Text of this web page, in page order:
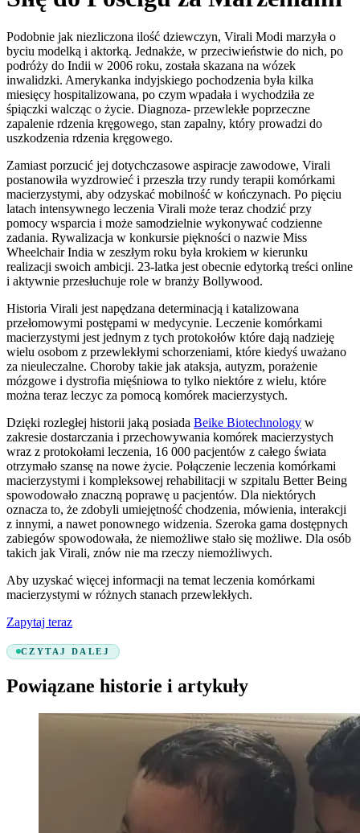
Podobnie jak niezliczona ilość dziewczyn, Virali Modi marzyła o
byciu modelką i aktorką. Jednakże, w przeciwieństwie do nich, po
podróży do Indii w 2006 roku, została skazana na wózek
inwalidzki. Amerykanka indyjskiego pochodzenia była kilka
miesięcy hospitalizowana, po czym wpadała i wychodziła ze
śpiączki walcząc o życie. Diagnoza- przewlekłe poprzeczne
zapalenie rdzenia kręgowego, stan zapalny, który prowadzi do
uszkodzenia rdzenia kręgowego.
Zamiast porzucić jej dotychczasowe aspiracje zawodowe, Virali
postanowiła wyzdrowieć i przeszła trzy rundy terapii komórkami
macierzystymi, aby odzyskać mobilność w kończynach. Po pięciu
latach intensywnego leczenia Virali może teraz chodzić przy
pomocy wsparcia i może samodzielnie wykonywać codzienne
zadania. Rywalizacja w konkursie piękności o nazwie Miss
Wheelchair India w zeszłym roku była krokiem w kierunku
realizacji swoich ambicji. 23-latka jest obecnie edytorką treści online
i aktywnie przesłuchuje role w branży Bollywood.
Historia Virali jest napędzana determinacją i katalizowana
przełomowymi postępami w medycynie. Leczenie komórkami
macierzystymi jest jednym z tych protokołów które dają nadzieję
wielu osobom z przewlekłymi schorzeniami, które kiedyś uważano
za nieuleczalne. Choroby takie jak ataksja, autyzm, porażenie
mózgowe i dystrofia mięśniowa to tylko niektóre z wielu, które
można teraz leczyc za pomocą komórek macierzystych.
Dzięki rozległej historii jaką posiada Beike Biotechnology w
zakresie dostarczania i przechowywania komórek macierzystych
wraz z protokołami leczenia, 16 000 pacjentów z całego świata
otrzymało szansę na nowe życie. Połączenie leczenia komórkami
macierzystymi i kompleksowej rehabilitacji w szpitalu Better Being
spowodowało znaczną poprawę u pacjentów. Dla niektórych
oznacza to, że zdobyli umiejętność chodzenia, mówienia, interakcji
z innymi, a nawet ponownego widzenia. Szeroka gama dostępnych
zabiegów spowodowała, że niemożliwe stało się możliwe. Dla osób
takich jak Virali, znów nie ma rzeczy niemożliwych.
Aby uzyskać więcej informacji na temat leczenia komórkami
macierzystymi w różnych stanach przewlekłych.
Zapytaj teraz
CZYTAJ DALEJ
Powiązane historie i artykuły